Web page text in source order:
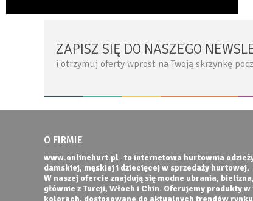
ZAPISZ SIĘ DO NASZEGO
i otrzymuj oferty wprost na Twoją skrzynkę
O FIRMIE
www.onlinehurt.pl to internetowa hurtownia
damskiej, męskiej i dziecięcej w sprzedaży hurtowej.
W naszej ofercie znajdują się modne ubrania,
głównie z Turcji, Włoch i Chin. Oferujemy produkty
kolorach, dostosowane do aktualnych trendów